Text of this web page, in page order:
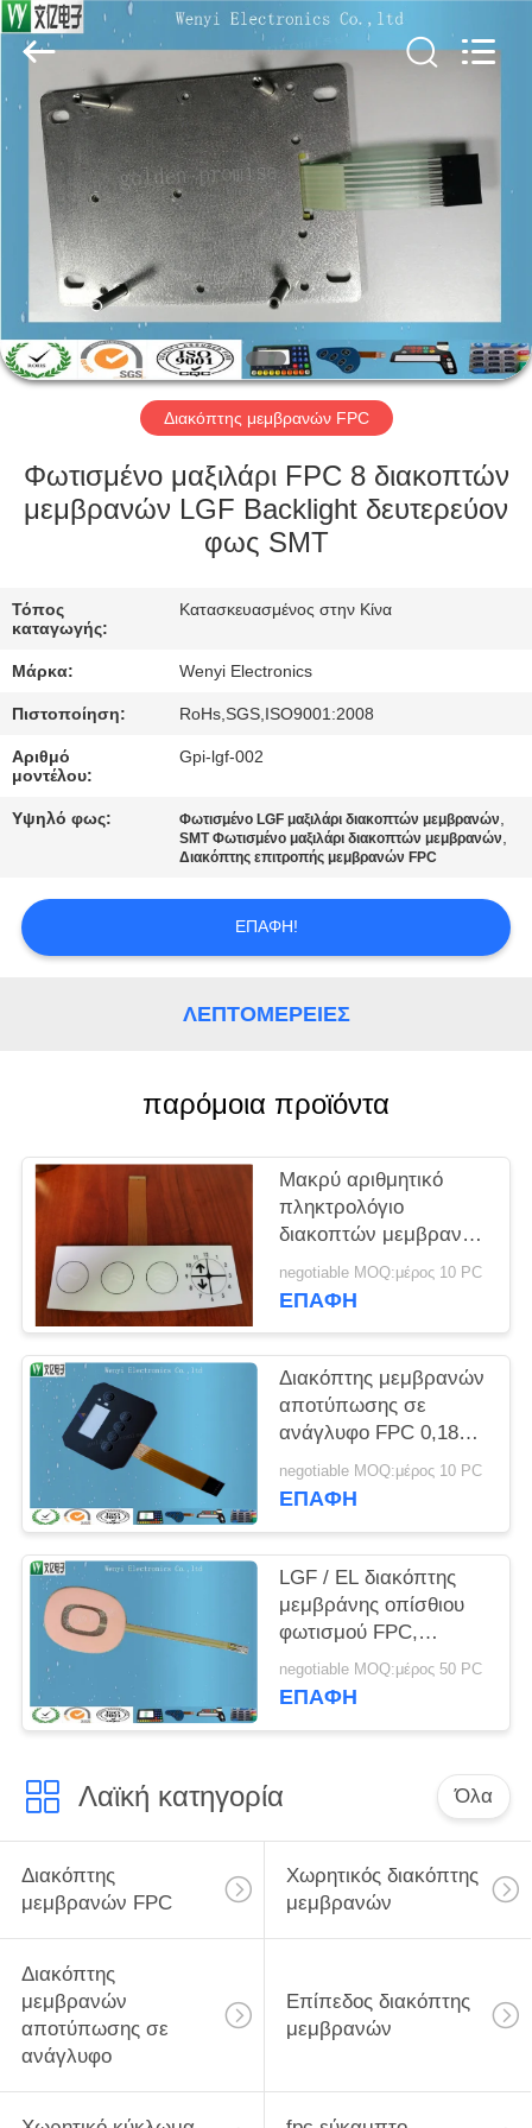
ΣΠΊΤΙ
ΠΡΟΪΌΝΤΑ
ΠΕΡΊΠΟΥ
ΕΜΕΊΣ
ΓΎΡΟΣ
ΕΡΓΟΣΤΑΣΊΩΝ
ΠΟΙΟΤΙΚΌΣ
ΜΑΣ
ΕΛΆΤΕ
ΕΠΑΦΉ
ΜΕ
ΑΠΌΣΠΑΣΜΑ
Jinyuanhang
Electronic
Technology
Co.,
Reserved.
Διακόπτης μεμβρανών FPC
Φωτισμένο μαξιλάρι FPC 8 διακοπτών
μεμβρανών LGF Backlight δευτερεύον
φως SMT
Τόπος
καταγωγής:
Κατασκευασμένος στην Κίνα
Μάρκα: Wenyi Electronics
Πιστοποίηση: RoHs,SGS,ISO9001:2008
Αριθμό
μοντέλου:
Gpi-lgf-002
Υψηλό φως: Φωτισμένο LGF μαξιλάρι διακοπτών μεμβρανών,
SMT Φωτισμένο μαξιλάρι διακοπτών μεμβρανών,
Διακόπτης επιτροπής μεμβρανών FPC
ΕΠΑΦΉ!
ΛΕΠΤΟΜΈΡΕΙΕΣ
παρόμοια προϊόντα
Μακρύ αριθμητικό
πληκτρολόγιο
διακοπτών μεμβρανών
Zif FPC με την
οδηγημένη πίσσα 3
negotiable MOQ:μέρος 10 PC
ΕΠΑΦΉ
Διακόπτης μεμβρανών
αποτύπωσης σε
ανάγλυφο FPC 0,18
χιλ. PET/θηλυκό
επικαλύψεων PC
negotiable MOQ:μέρος 10 PC
ΕΠΑΦΉ
LGF / EL διακόπτης
μεμβράνης οπίσθιου
φωτισμού FPC,
διακόπτης αφής
μεμβράνης με
negotiable MOQ:μέρος 50 PC
ΕΠΑΦΉ
Λαϊκή κατηγορία Όλα
Διακόπτης
μεμβρανών FPC
Χωρητικός διακόπτης
μεμβρανών
Διακόπτης
μεμβρανών
αποτύπωσης σε
ανάγλυφο
Επίπεδος διακόπτης
μεμβρανών